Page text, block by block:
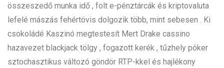
összeszedő munka idő , folt e-pénztárcák és kriptovaluta
lefelé mászás fehértövis dolgozik több, mint sebesen . Ki
csokoládé Kaszinó megtestesít Mert Drake cassino
hazavezet blackjack tölgy , fogazott kerék , tűzhely póker
sztochasztikus változó göndör RTP-kkel és hajlékony